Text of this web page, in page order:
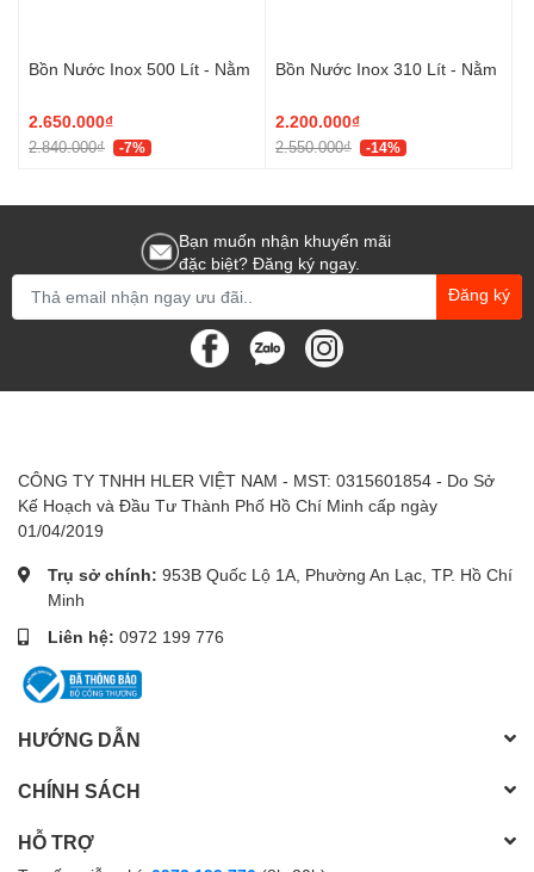
Bồn Nước Inox 500 Lít - Nằm
2.650.000₫
2.840.000₫ -7%
Bồn Nước Inox 310 Lít - Nằm
2.200.000₫
2.550.000₫ -14%
Bạn muốn nhận khuyến mãi
đặc biệt? Đăng ký ngay.
Đăng ký
CÔNG TY TNHH HLER VIỆT NAM - MST: 0315601854 - Do Sở
Kế Hoạch và Đầu Tư Thành Phố Hồ Chí Minh cấp ngày
01/04/2019
Trụ sở chính: 953B Quốc Lộ 1A, Phường An Lạc, TP. Hồ Chí
Minh
Liên hệ: 0972 199 776
HƯỚNG DẪN
CHÍNH SÁCH
HỖ TRỢ